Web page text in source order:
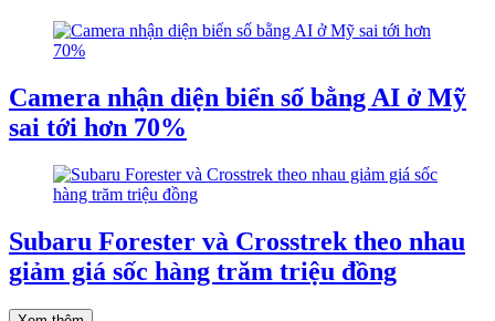
Camera nhận diện biển số bằng AI ở Mỹ
sai tới hơn 70%
Subaru Forester và Crosstrek theo nhau
giảm giá sốc hàng trăm triệu đồng